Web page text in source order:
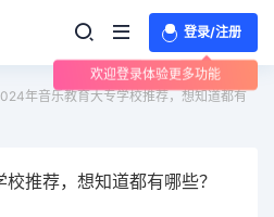
登录/注册
欢迎登录体验更多功能
年音乐教育大专学校推荐，想知道都有
推荐，想知道都有哪些？